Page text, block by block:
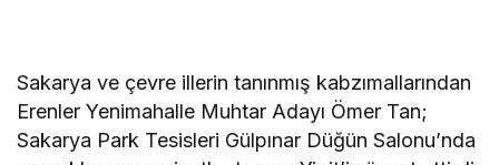
Sakarya ve çevre illerin tanınmış kabzımallarından
Erenler Yenimahalle Muhtar Adayı Ömer Tan;
Sakarya Park Tesisleri Gülpınar Düğün Salonu’nda